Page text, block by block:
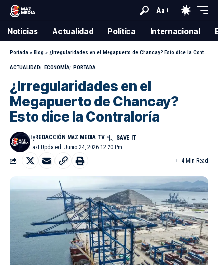
Aa
Noticias Actualidad Política Internacional
Portada » Blog » ¿Irregularidades en el Megapuerto de Chancay? Esto dice la Contraloría
ACTUALIDAD ECONOMÍA PORTADA
¿Irregularidades en el
Megapuerto de Chancay?
Esto dice la Contraloría
Last Updated: Junio 24, 2026 12:20 Pm
ByREDACCIÓN MAZ MEDIA TV
4 Min Read